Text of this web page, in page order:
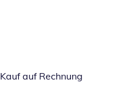
Kauf auf Rechnung